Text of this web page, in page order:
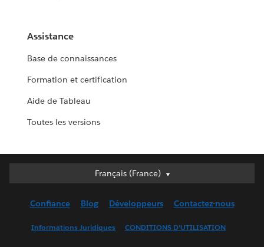
Assistance
Base de connaissances
Formation et certification
Aide de Tableau
Toutes les versions
Français (France)
Français (France)
English (UK)
Confiance Blog Développeurs Contactez-nous
Informations Juridiques CONDITIONS D'UTILISATION